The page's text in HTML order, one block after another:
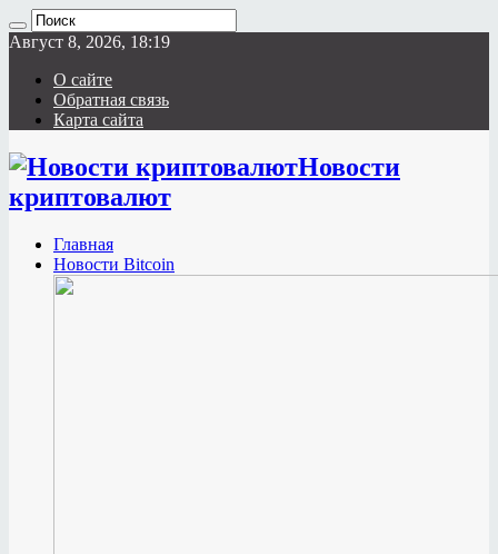
Август 8, 2026, 18:19
О сайте
Обратная связь
Карта сайта
Новости
криптовалют
Главная
Новости Bitcoin